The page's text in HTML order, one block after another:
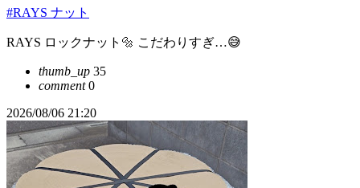
#RAYS ナット
RAYS ロックナット🔩 こだわりすぎ…😅
thumb_up 35
comment0
2026/08/06 21:20